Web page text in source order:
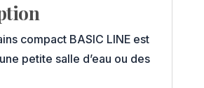
compact BASIC LINE est
petite salle d’eau ou des